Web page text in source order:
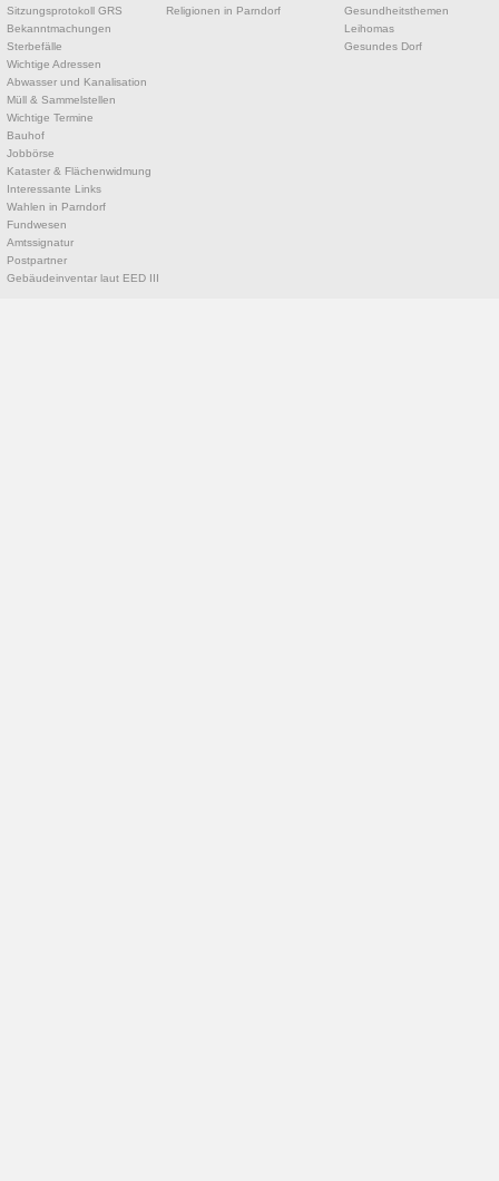
Sitzungsprotokoll GRS
Bekanntmachungen
Sterbefälle
Wichtige Adressen
Abwasser und Kanalisation
Müll & Sammelstellen
Wichtige Termine
Bauhof
Jobbörse
Kataster & Flächenwidmung
Interessante Links
Wahlen in Parndorf
Fundwesen
Amtssignatur
Postpartner
Gebäudeinventar laut EED III
Religionen in Parndorf
Gesundheitsthemen
Leihomas
Gesundes Dorf